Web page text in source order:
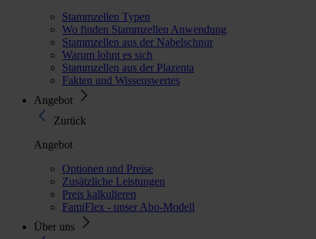
Stammzellen Typen
Wo finden Stammzellen Anwendung
Stammzellen aus der Nabelschnur
Warum lohnt es sich
Stammzellen aus der Plazenta
Fakten und Wissenswertes
Angebot
Zurück
Angebot
Optionen und Preise
Zusätzliche Leistungen
Preis kalkulieren
FamiFlex - unser Abo-Modell
Über uns